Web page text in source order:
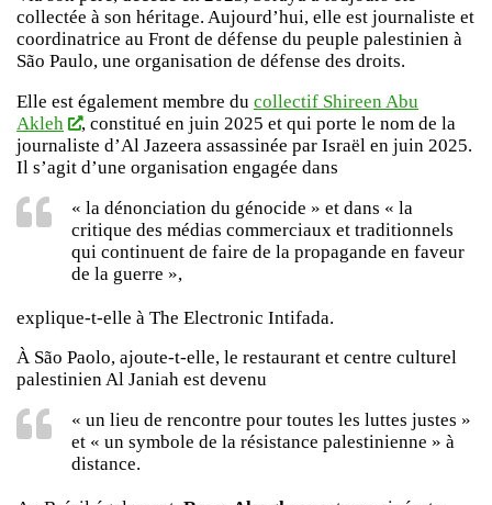
collectée à son héritage. Aujourd’hui, elle est journaliste et
coordinatrice au Front de défense du peuple palestinien à
São Paulo, une organisation de défense des droits.
Elle est également membre du collectif Shireen Abu
Akleh
, constitué en juin 2025 et qui porte le nom de la
journaliste d’Al Jazeera assassinée par Israël en juin 2025.
Il s’agit d’une organisation engagée dans
« la dénonciation du génocide » et dans « la
critique des médias commerciaux et traditionnels
qui continuent de faire de la propagande en faveur
de la guerre »,
explique-t-elle à The Electronic Intifada.
À São Paolo, ajoute-t-elle, le restaurant et centre culturel
palestinien Al Janiah est devenu
« un lieu de rencontre pour toutes les luttes justes »
et « un symbole de la résistance palestinienne » à
distance.